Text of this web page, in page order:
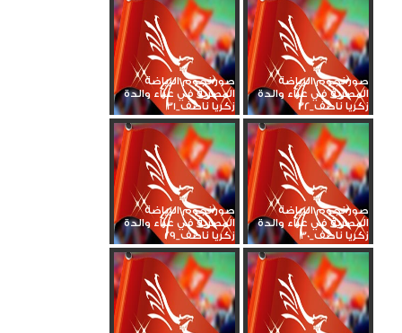
صور نجوم الرياضة
المصرية في عزاء والدة
زكريا ناصف_32
صور نجوم الرياضة
المصرية في عزاء والدة
زكريا ناصف_31
صور نجوم الرياضة
المصرية في عزاء والدة
زكريا ناصف_30
صور نجوم الرياضة
المصرية في عزاء والدة
زكريا ناصف_29